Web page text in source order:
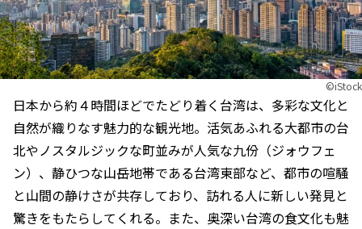
©iStock
日本から約４時間ほどでたどり着く台湾は、多彩な文化と
自然が織りなす魅力的な観光地。活気あふれる大都市の台
北やノスタルジックな町並みが人気な九份（ジォウフェ
ン）、静ひつな山岳地帯である台湾東部など、都市の喧騒
と山間の静けさが共存しており、訪れる人に新しい発見と
驚きをもたらしてくれる。また、奥深い台湾の食文化も魅